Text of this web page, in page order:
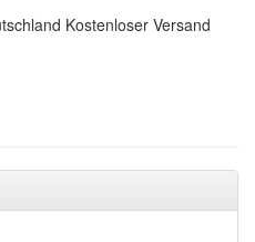
Kostenloser Versand